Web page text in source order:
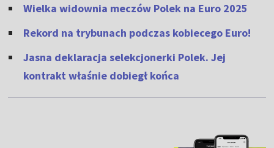
Wielka widownia meczów Polek na Euro 2025
Rekord na trybunach podczas kobiecego Euro!
Jasna deklaracja selekcjonerki Polek. Jej
kontrakt właśnie dobiegł końca